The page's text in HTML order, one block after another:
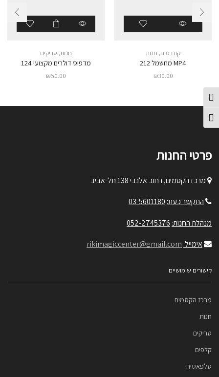
הפעל/כבה ניגודיות גבוהה
מתג גודל גופן
קונדסים, חנות
MP4 מחשמל 212
₪30.00
חנות, טריקים
מדפיס דולרים מקצועי 124
₪50.00
פרטי החנות
מרכז הקסמים, רחוב אלנבי 138 תל-אביב
התקשר כעת: 03-5601180
מנהלת החנות: 052-2745376
אימייל: rikimagiccenter@gmail.com
קישורים שימושיים
מרכז הקסמים
חנות
טריקים
קלפים
טלפאטיה